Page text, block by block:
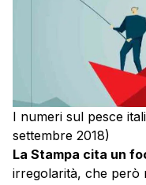
I numeri sul pesce
settembre 2018)
La Stampa cita un
irregolarità, che però